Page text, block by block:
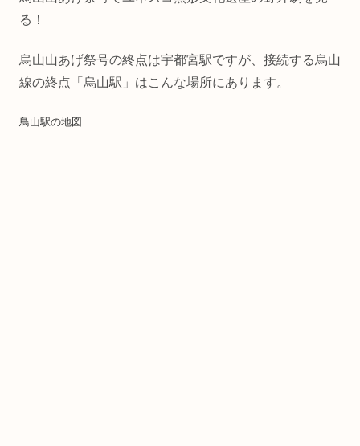
る！
烏山山あげ祭号の終点は宇都宮駅ですが、接続する烏山
線の終点「烏山駅」はこんな場所にあります。
鳥山駅の地図